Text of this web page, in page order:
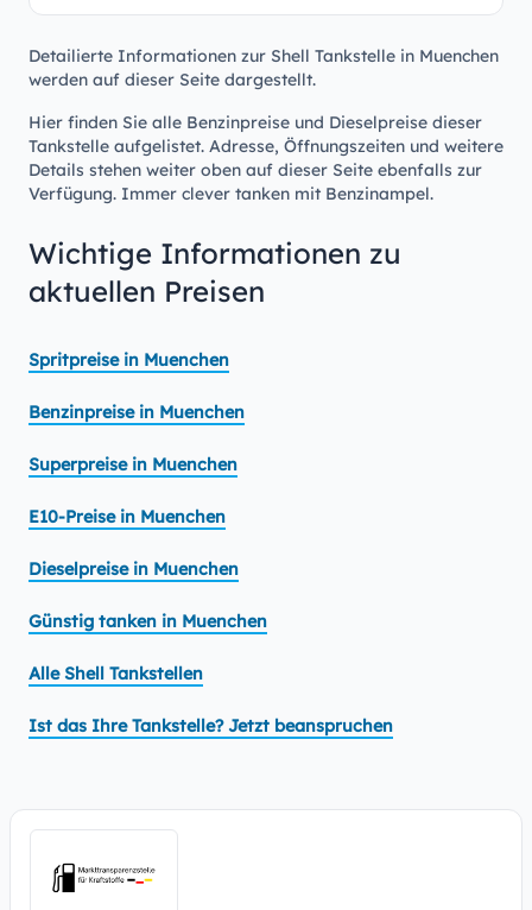
Detailierte Informationen zur Shell Tankstelle in Muenchen
werden auf dieser Seite dargestellt.
Hier finden Sie alle Benzinpreise und Dieselpreise dieser
Tankstelle aufgelistet. Adresse, Öffnungszeiten und weitere
Details stehen weiter oben auf dieser Seite ebenfalls zur
Verfügung. Immer clever tanken mit Benzinampel.
Wichtige Informationen zu
aktuellen Preisen
Spritpreise in Muenchen
Benzinpreise in Muenchen
Superpreise in Muenchen
E10-Preise in Muenchen
Dieselpreise in Muenchen
Günstig tanken in Muenchen
Alle Shell Tankstellen
Ist das Ihre Tankstelle? Jetzt beanspruchen